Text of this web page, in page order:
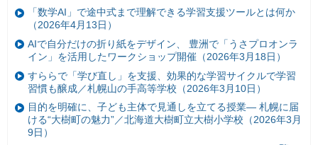
「数学AI」で途中式まで理解できる学習支援ツールとは何か
（2026年4月13日）
AIで自分だけの折り紙をデザイン、 豊洲で「うさプロオンラ
イン」を活用したワークショップ開催（2026年3月18日）
すららで「学び直し」を支援、効果的な学習サイクルで学習
習慣も醸成／札幌山の手高等学校（2026年3月10日）
目的を明確に、子ども主体で見通しを立てる授業— 札幌に届
ける“大樹町の魅力”／北海道大樹町立大樹小学校（2026年3月
9日）